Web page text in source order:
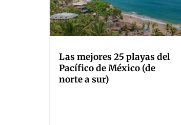
Las mejores 25 playas del
Pacífico de México (de
norte a sur)